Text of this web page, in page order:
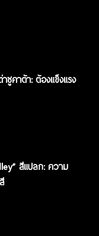
ซูคาต้า: ต้องแข็งแรง
สีแปลก: ความ